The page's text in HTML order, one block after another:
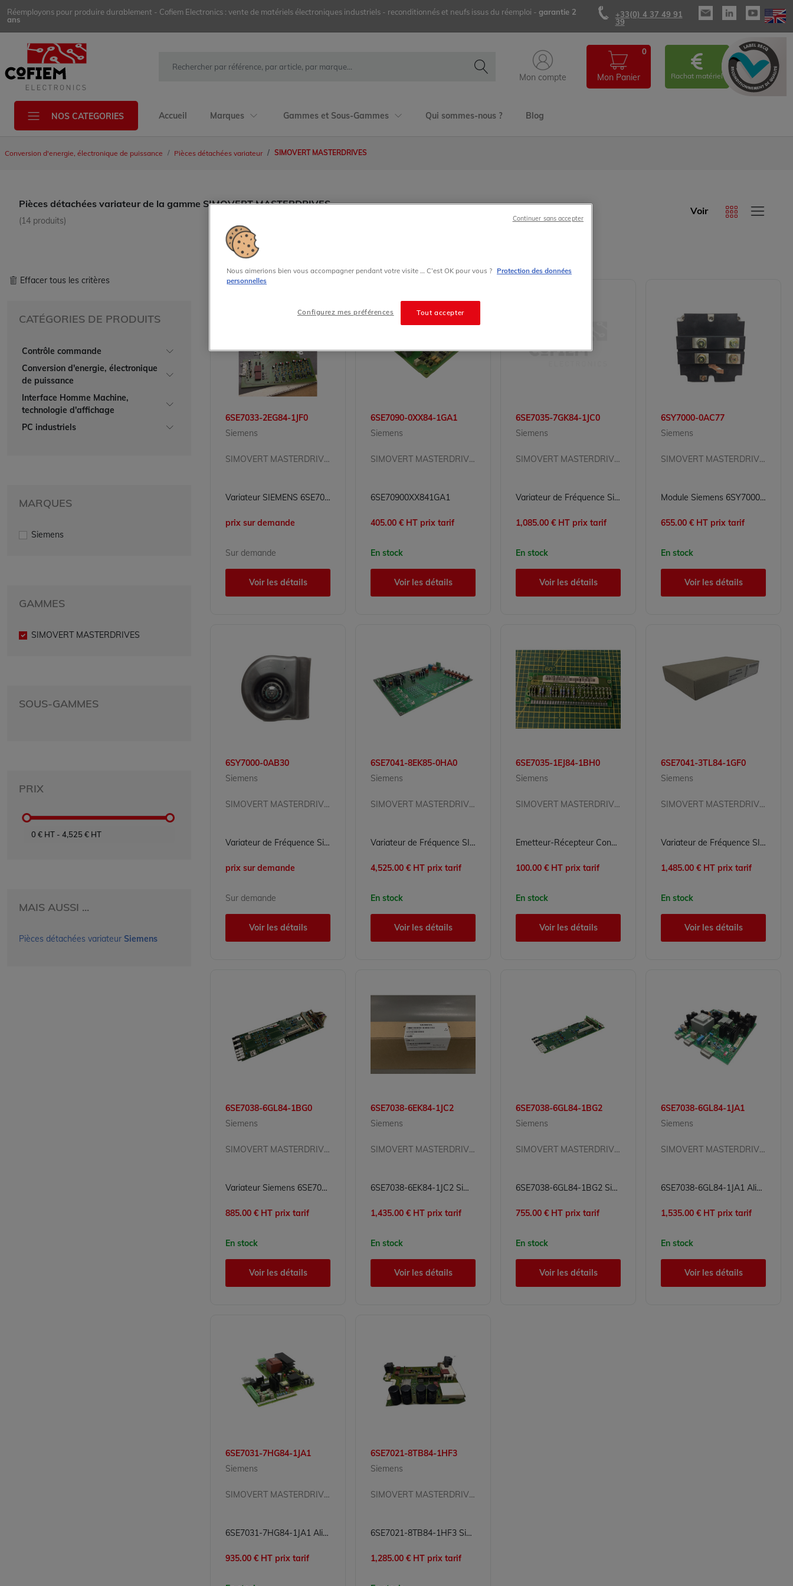
Réemployons pour produire durablement - Cofiem Electronics : vente de matériels électroniques industriels - reconditionnés et neufs issus du réemploi - garantie 2
ans
+33(0) 4 37 49 91
39
Mon compte Mon Panier
0
Rachat matériel
NOS CATEGORIES Accueil Marques Gammes et Sous-Gammes Qui sommes-nous ? Blog
Conversion d'energie, électronique de puissance Pièces détachées variateur SIMOVERT MASTERDRIVES
Pièces détachées variateur de la gamme SIMOVERT MASTERDRIVES
(14 produits)
Voir
Effacer tous les critères
CATÉGORIES DE PRODUITS
Contrôle commande
Conversion d'energie, électronique
de puissance
Interface Homme Machine,
technologie d'affichage
PC industriels
MARQUES
Siemens
GAMMES
SIMOVERT MASTERDRIVES
SOUS-GAMMES
PRIX
0 € HT - 4,525 € HT
MAIS AUSSI ...
Pièces détachées variateur Siemens
6SE7033-2EG84-1JF0
Siemens
SIMOVERT MASTERDRIVES
Variateur SIEMENS 6SE7033-2EG84-1JF0 pour Conversion d'Énergie Industrielle
prix sur demande
Sur demande
Voir les détails
6SE7090-0XX84-1GA1
Siemens
SIMOVERT MASTERDRIVES
6SE70900XX841GA1
405.00 € HT prix tarif
En stock
Voir les détails
6SE7035-7GK84-1JC0
Siemens
SIMOVERT MASTERDRIVES
Variateur de Fréquence Siemens 6SE7035-7GK84-1JC0 pour Conversion d'Énergie Industrielle
1,085.00 € HT prix tarif
En stock
Voir les détails
6SY7000-0AC77
Siemens
SIMOVERT MASTERDRIVES
Module Siemens 6SY7000-0AC77 pour Variation de Puissance
655.00 € HT prix tarif
En stock
Voir les détails
6SY7000-0AB30
Siemens
SIMOVERT MASTERDRIVES
Variateur de Fréquence Siemens 6SY7000-0AB30 pour Conversion d'Énergie Industrielle
prix sur demande
Sur demande
Voir les détails
6SE7041-8EK85-0HA0
Siemens
SIMOVERT MASTERDRIVES
Variateur de Fréquence SIEMENS 6SE7041-8EK85-0HA0 pour Conversion d'Énergie
4,525.00 € HT prix tarif
En stock
Voir les détails
6SE7035-1EJ84-1BH0
Siemens
SIMOVERT MASTERDRIVES
Emetteur-Récepteur Convertisseur SIEMENS 6SE7035-1EJ84-1BH0
100.00 € HT prix tarif
En stock
Voir les détails
6SE7041-3TL84-1GF0
Siemens
SIMOVERT MASTERDRIVES
Variateur de Fréquence SIEMENS 6SE7041-3TL84-1GF0 pour Conversion Énergétique
1,485.00 € HT prix tarif
En stock
Voir les détails
6SE7038-6GL84-1BG0
Siemens
SIMOVERT MASTERDRIVES
Variateur Siemens 6SE7038-6GL84-1BG0 pour Conversion d'Energie
885.00 € HT prix tarif
En stock
Voir les détails
6SE7038-6EK84-1JC2
Siemens
SIMOVERT MASTERDRIVES
6SE7038-6EK84-1JC2 Simovert Masterdrives Siemens
1,435.00 € HT prix tarif
En stock
Voir les détails
6SE7038-6GL84-1BG2
Siemens
SIMOVERT MASTERDRIVES
6SE7038-6GL84-1BG2 Simovert Masterdrives Siemens
755.00 € HT prix tarif
En stock
Voir les détails
6SE7038-6GL84-1JA1
Siemens
SIMOVERT MASTERDRIVES
6SE7038-6GL84-1JA1 Alimentation Simovert Masterdrives Siemens
1,535.00 € HT prix tarif
En stock
Voir les détails
6SE7031-7HG84-1JA1
Siemens
SIMOVERT MASTERDRIVES
6SE7031-7HG84-1JA1 Alimentation Simovert Masterdrives Siemens
935.00 € HT prix tarif
6SE7021-8TB84-1HF3
Siemens
SIMOVERT MASTERDRIVES
6SE7021-8TB84-1HF3 Simovert Masterdrives Siemens
1,285.00 € HT prix tarif
Nous aimerions bien vous accompagner pendant votre visite … C’est OK pour vous ? Protection des données
personnelles
Tout accepter
Configurez mes préférences
Continuer sans accepter